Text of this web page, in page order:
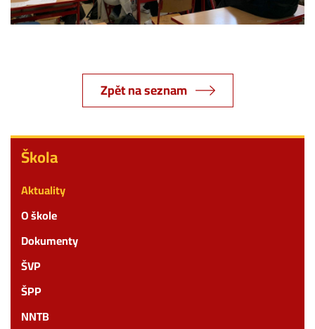
Škola
Škola
Aktuality
O škole
Dokumenty
ŠVP
ŠPP
NNTB
Zpět na seznam